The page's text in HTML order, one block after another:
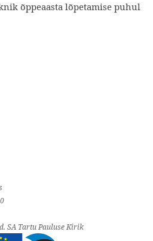
lõpetamise puhul
SA Tartu Pauluse Kirik